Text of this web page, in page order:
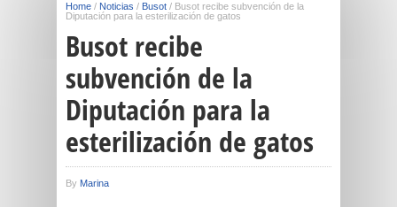
Home / Noticias / Busot / Busot recibe subvención de la
Diputación para la esterilización de gatos
Busot recibe
subvención de la
Diputación para la
esterilización de gatos
By Marina